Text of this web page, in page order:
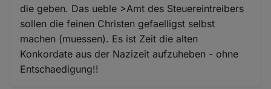
die geben. Das ueble >Amt des Steuereintreibers
sollen die feinen Christen gefaelligst selbst
machen (muessen). Es ist Zeit die alten
Konkordate aus der Nazizeit aufzuheben - ohne
Entschaedigung!!